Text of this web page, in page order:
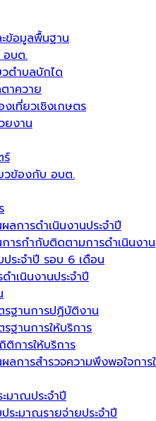
ข้อมูลพื้นฐาน
อบต.
ตำบลบักได
าควาย
เที่ยวเชิงเกษตร
ยงาน
ร์
วข้องกับ อบต.
ลการดำเนินงานประจำปี
ารกำกับติดตามการดำเนินงาน
ประจำปี รอบ 6 เดือน
ำเนินงานประจำปี
รฐานการปฏิบัติงาน
ฐานการให้บริการ
การให้บริการ
ลการสำรวจความพึงพอใจการ
มาณประจำปี
ะมาณรายจ่ายประจำปี